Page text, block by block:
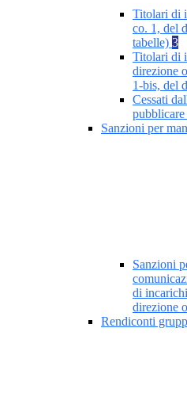
Titolari di
co. 1, del
tabelle) 3
Titolari di
direzione
1-bis, del
Cessati
Sanzioni per
Sanzioni
di
direzione
Rendiconti